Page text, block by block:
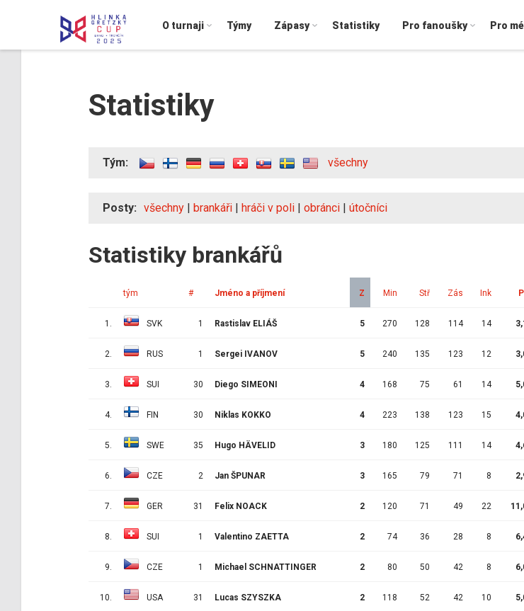
O turnaji Týmy Zápasy Statistiky Pro fanoušky Pro
Statistiky
Tým: všechny
Posty: všechny | brankáři | hráči v poli | obránci | útočníci
Statistiky brankářů
tým # Jméno a příjmení Z Min Stř Zás Ink
1. SVK 1 Rastislav ELIÁŠ 5 270 128 114 14
2. RUS 1 Sergei IVANOV 5 240 135 123 12
3. SUI 30 Diego SIMEONI 4 168 75 61 14
4. FIN 30 Niklas KOKKO 4 223 138 123 15
5. SWE 35 Hugo HÄVELID 3 180 125 111 14
6. CZE 2 Jan ŠPUNAR 3 165 79 71 8
7. GER 31 Felix NOACK 2 120 71 49 22
8. SUI 1 Valentino ZAETTA 2 74 36 28 8
9. CZE 1 Michael SCHNATTINGER 2 80 50 42 8
10. USA 31 Lucas SZYSZKA 2 118 52 42 10